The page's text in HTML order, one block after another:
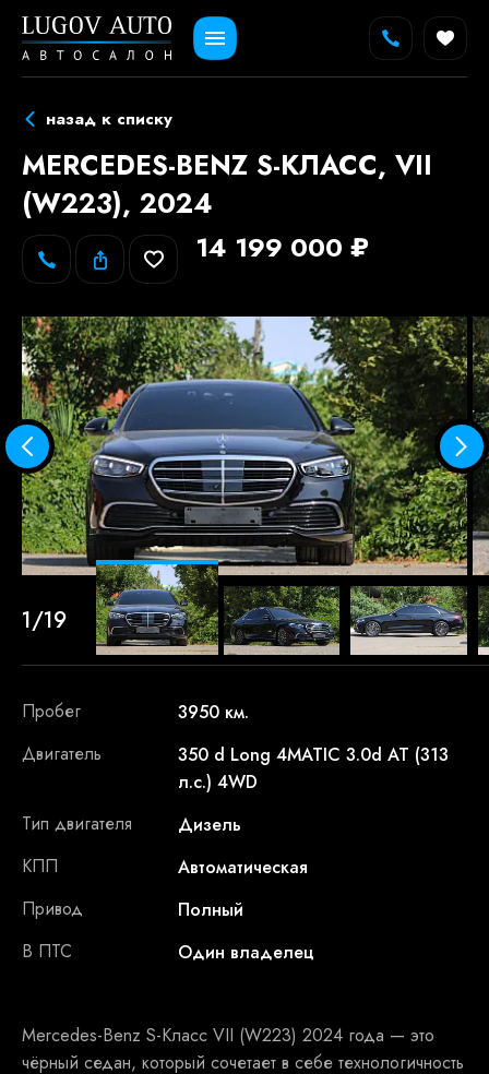
назад к списку
MERCEDES-BENZ S-КЛАСС, VII
(W223), 2024
14 199 000 ₽
1/19
Пробег
3950 км.
Двигатель
350 d Long 4MATIC 3.0d AT (313
л.с.) 4WD
Тип двигателя
Дизель
КПП
Автоматическая
Привод
Полный
В ПТС
Один владелец
Mercedes-Benz S-Класс VII (W223) 2024 года — это
чёрный седан, который сочетает в себе технологичность